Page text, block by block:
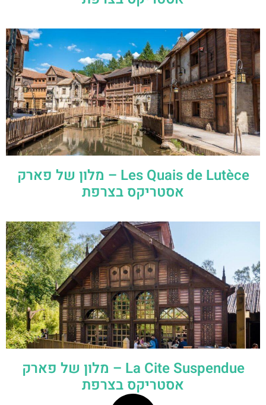
Les Quais de Lutèce – מלון של פארק
אסטריקס בצרפת
La Cite Suspendue – מלון של פארק
אסטריקס בצרפת